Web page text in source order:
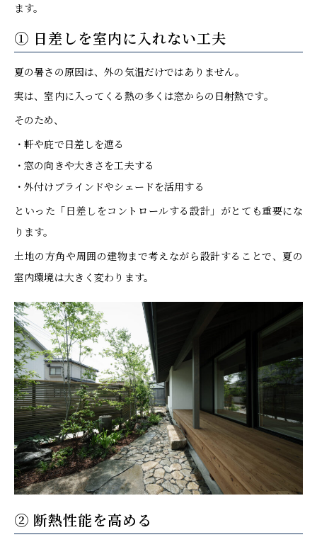
ます。
① 日差しを室内に入れない工夫
夏の暑さの原因は、外の気温だけではありません。
実は、室内に入ってくる熱の多くは窓からの日射熱です。
そのため、
・軒や庇で日差しを遮る
・窓の向きや大きさを工夫する
・外付けブラインドやシェードを活用する
といった「日差しをコントロールする設計」がとても重要にな
ります。
土地の方角や周囲の建物まで考えながら設計することで、夏の
室内環境は大きく変わります。
② 断熱性能を高める